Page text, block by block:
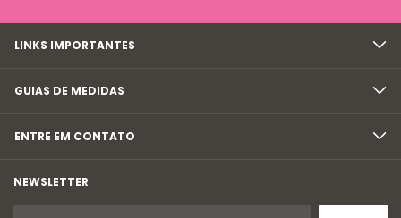
LINKS IMPORTANTES
GUIAS DE MEDIDAS
ENTRE EM CONTATO
NEWSLETTER